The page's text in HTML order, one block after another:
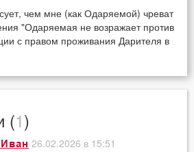
чем мне (как Одаряемой) чреват
"Одаряемая не возражает против
с правом проживания Дарителя в
(1)
26.02.2026 в 15:51